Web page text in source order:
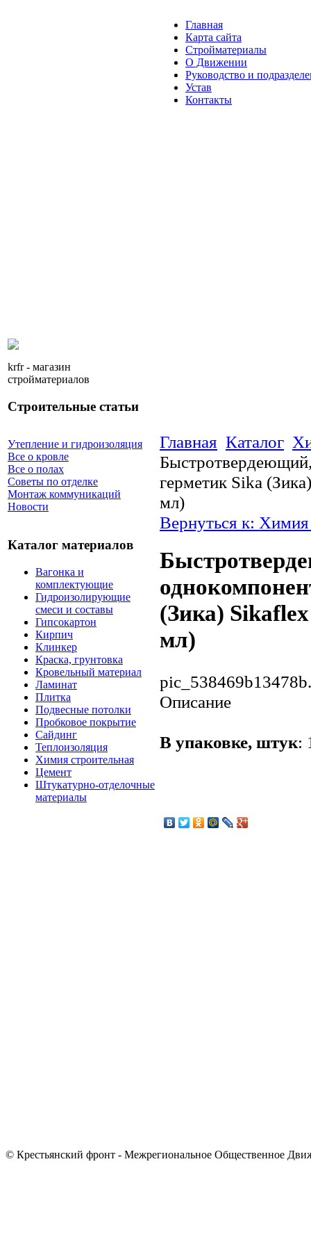
krfr - магазин
стройматериалов
Строительные статьи
Утепление и гидроизоляция
Все о кровле
Все о полах
Советы по отделке
Монтаж коммуникаций
Новости
Каталог материалов
Вагонка и
комплектующие
Гидроизолирующие
смеси и составы
Гипсокартон
Кирпич
Клинкер
Краска, грунтовка
Кровельный материал
Ламинат
Плитка
Подвесные потолки
Пробковое покрытие
Сайдинг
Теплоизоляция
Химия строительная
Цемент
Штукатурно-отделочные
материалы
Главная
Карта сайта
Стройматериалы
О Движении
Руководство и
Устав
Контакты
Главная Каталог
герметик Sika
мл)
Вернуться к: Химия
(Зика)
мл)
Описание
В упаковке, штук:
© Крестьянский фронт - Межрегиональное Общественное